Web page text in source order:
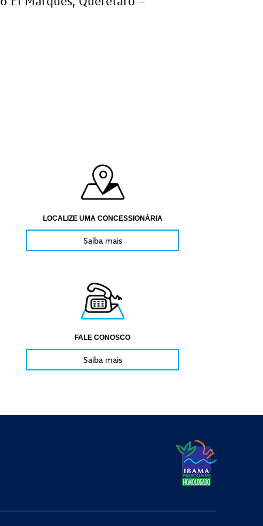
LOCALIZE UMA CONCESSIONÁRIA
Saiba mais
FALE CONOSCO
Saiba mais